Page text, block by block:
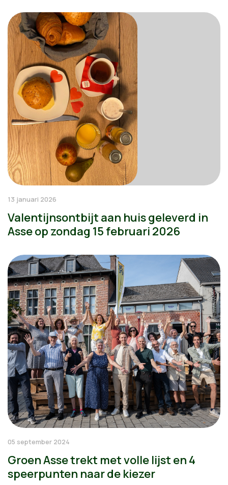
13 januari 2026
Valentijnsontbijt aan huis geleverd in
Asse op zondag 15 februari 2026
05 september 2024
Groen Asse trekt met volle lijst en 4
speerpunten naar de kiezer